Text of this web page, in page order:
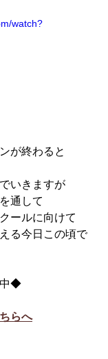
watch?
が終わると
いきますが
通して
ールに向けて
る今日この頃で
中◆
らへ